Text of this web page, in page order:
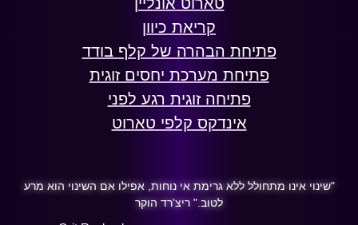
טארוט אונליין
קריאת כיוון
פתיחת הבהרה של קלף בודד
פתיחת מערכת יחסים זוגית
פתיחה זוגית רגע לפני
אינדקס קלפי טארוט
"שינוי אינו מתחולל ללא גרימת אי נוחות, אפילו אם השינוי הוא מרע
לטוב." ריצ'רד הוקר